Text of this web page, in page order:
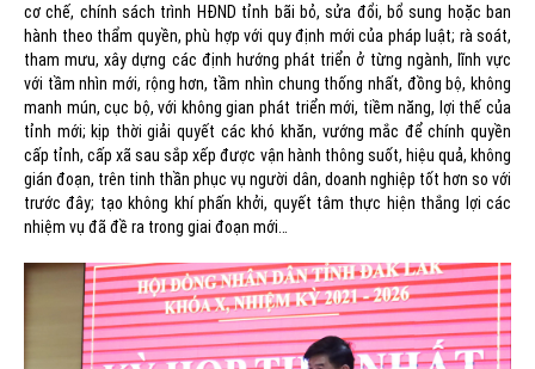
cơ chế, chính sách trình HĐND tỉnh bãi bỏ, sửa đổi, bổ sung hoặc ban
hành theo thẩm quyền, phù hợp với quy định mới của pháp luật; rà soát,
tham mưu, xây dựng các định hướng phát triển ở từng ngành, lĩnh vực
với tầm nhìn mới, rộng hơn, tầm nhìn chung thống nhất, đồng bộ, không
manh mún, cục bộ, với không gian phát triển mới, tiềm năng, lợi thế của
tỉnh mới; kịp thời giải quyết các khó khăn, vướng mắc để chính quyền
cấp tỉnh, cấp xã sau sắp xếp được vận hành thông suốt, hiệu quả, không
gián đoạn, trên tinh thần phục vụ người dân, doanh nghiệp tốt hơn so với
trước đây; tạo không khí phấn khởi, quyết tâm thực hiện thắng lợi các
nhiệm vụ đã đề ra trong giai đoạn mới…